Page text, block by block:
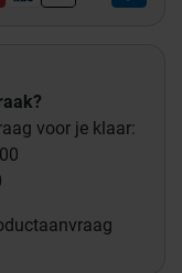
voor je klaar: